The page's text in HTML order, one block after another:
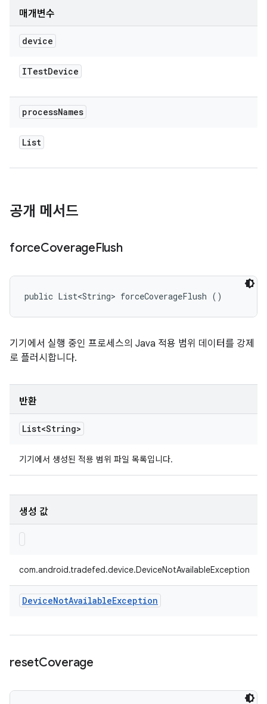
매개변수
device
ITestDevice
processNames
List
공개 메서드
forceCoverageFlush
public List<String> forceCoverageFlush ()
기기에서 실행 중인 프로세스의 Java 적용 범위 데이터를 강제
로 플러시합니다.
반환
List<String>
기기에서 생성된 적용 범위 파일 목록입니다.
생성 값
com.android.tradefed.device.DeviceNotAvailableException
DeviceNotAvailableException
resetCoverage